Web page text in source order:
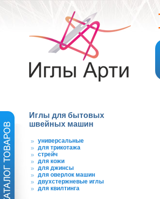
Иглы для бытовых
швейных машин
универсальные
для трикотажа
стрейч
для кожи
для джинсы
для оверлок машин
двухстержневые иглы
для квилтинга